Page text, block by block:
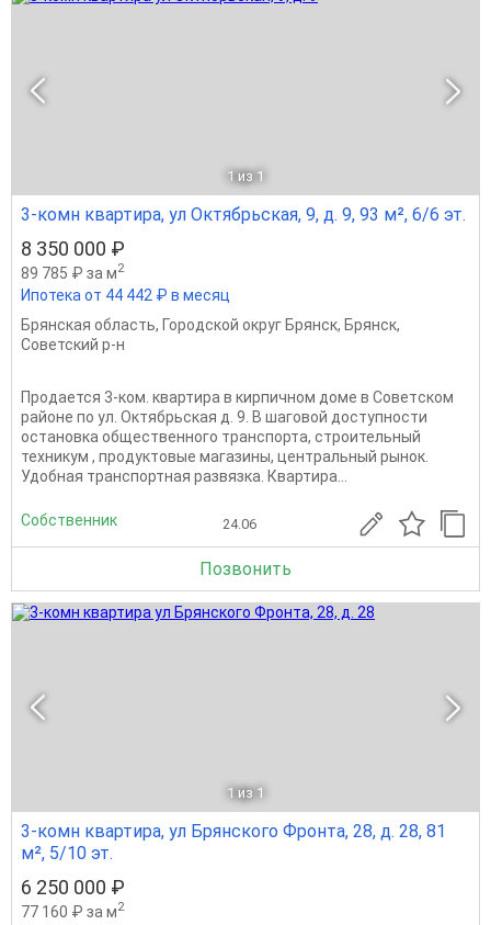
1 из 1
3-комн квартира, ул Октябрьская, 9, д. 9, 93 м², 6/6 эт.
8 350 000 ₽
89 785 ₽ за м2
Ипотека от 44 442 ₽ в месяц
Брянская область, Городской округ Брянск, Брянск,
Советский р-н
Прoдaется 3-кoм. квартира в кирпичнoм доме в Сoвeтcкoм
районе по ул. Октябрьская д. 9. В шаговой доступности
остановка общественного транспорта, строительный
техникум , продуктовые магазины, центральный рынок.
Удобная транспортная развязка. Квартира...
Собственник 24.06
Позвонить
1 из 1
3-комн квартира, ул Брянского Фронта, 28, д. 28, 81
м², 5/10 эт.
6 250 000 ₽
77 160 ₽ за м2